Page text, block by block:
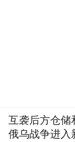
互袭后方仓储
俄乌战争进入